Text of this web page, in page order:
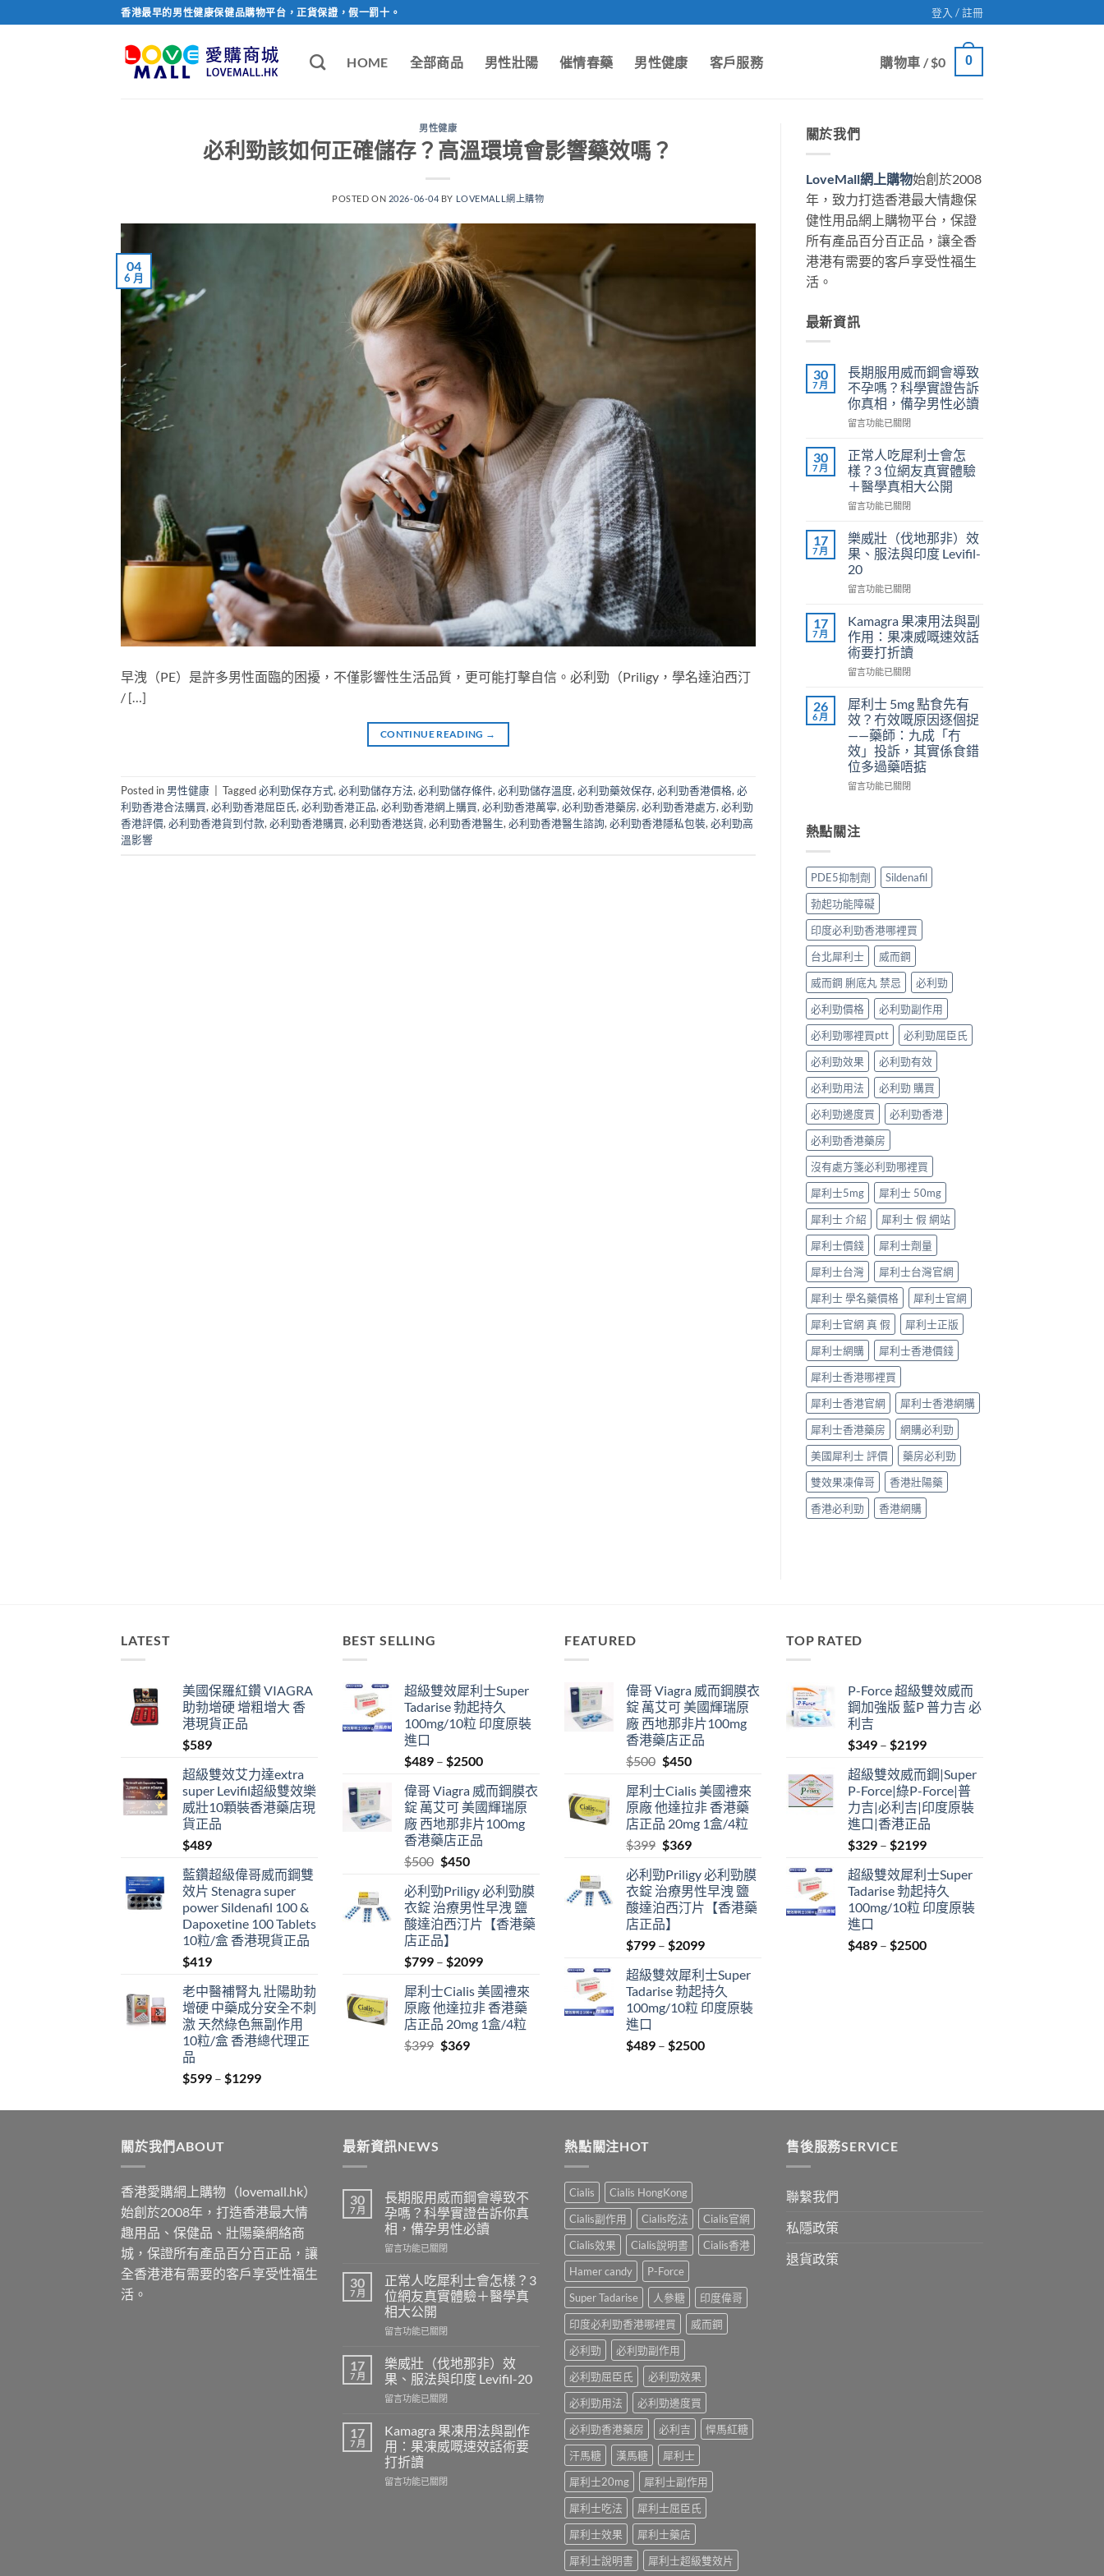
to
香港最早的男性健康保健品購物平台，正貨保證，假一罰十。 登入 / 註冊
HOME 全部商品 男性壯陽 催情春藥 男性健康 客戶服務 購物車 /$0 0
男性健康
必利勁該如何正確儲存？高溫環境會影響藥效嗎？
POSTED ON 2026-06-04 BY LOVEMALL網上購物
04
6 月
早洩（PE）是許多男性面臨的困擾，不僅影響性生活品質，更可能打擊自信。必利勁（Priligy，學名達泊西汀
/ […]
CONTINUE READING →
Posted in 男性健康 Tagged必利勁保存方式, 必利勁儲存方法, 必利勁儲存條件, 必利勁儲存溫度, 必利勁藥效保存, 必利勁香港價格, 必
利勁香港合法購買, 必利勁香港屈臣氏, 必利勁香港正品, 必利勁香港網上購買, 必利勁香港萬寧, 必利勁香港藥房, 必利勁香港處方, 必利勁
香港評價, 必利勁香港貨到付款, 必利勁香港購買, 必利勁香港送貨, 必利勁香港醫生, 必利勁香港醫生諮詢, 必利勁香港隱私包裝, 必利勁高
溫影響
關於我們
LoveMall網上購物始創於2008
年，致力打造香港最大情趣保
健性用品網上購物平台，保證
所有產品百分百正品，讓全香
港港有需要的客戶享受性福生
活。
最新資訊
30
7 月
長期服用威而鋼會導致
不孕嗎？科學實證告訴
你真相，備孕男性必讀
在
期
服
用
威
而
會
導
致
不
孕
科
學
實
證
告
你
真
相，
備
孕
男
性
中
留言功能已關閉
30
7 月
正常人吃犀利士會怎
樣？3 位網友真實體驗
＋醫學真相大公開
在
常
人
吃
犀
利
會
怎
樣？
3
位
友
真
實
體
驗
＋
醫
相
大
開〉
中
留言功能已關閉
17
7 月
樂威壯（伐地那非）效
果、服法與印度 Levifil-
20
在
威
壯
（伐
地
那
效
果、
服
與
印
度
中
留言功能已關閉
17
7 月
Kamagra 果凍用法與副
作用：果凍威嘅速效話
術要打折讀
在
果
凍
用
法
與
副
作
凍
威
速
效
話
術
要
打
折
讀〉
中
留言功能已關閉
26
6 月
犀利士 5mg 點食先有
效？冇效嘅原因逐個捉
——藥師：九成「冇
效」投訴，其實係食錯
位多過藥唔掂
在
士
5mg
食
先
有
效？
冇
效
嘅
原
因
逐
個
捉
——
藥
師：
九
成
「冇
效」
投
訴，
其
實
係
食
錯
位
多
過
藥
唔
掂〉
中
留言功能已關閉
熱點關注
PDE5抑制劑
Sildenafil
勃起功能障礙
印度必利勁香港哪裡買
台北犀利士
威而鋼
威而鋼 脷底丸 禁忌
必利勁
必利勁價格
必利勁副作用
必利勁哪裡買ptt
必利勁屈臣氏
必利勁效果
必利勁有效
必利勁用法
必利勁 購買
必利勁邊度買
必利勁香港
必利勁香港藥房
沒有處方箋必利勁哪裡買
犀利士5mg
犀利士 50mg
犀利士 介紹
犀利士 假 網站
犀利士價錢
犀利士劑量
犀利士台灣
犀利士台灣官網
犀利士 學名藥價格
犀利士官網
犀利士官網 真 假
犀利士正版
犀利士網購
犀利士香港價錢
犀利士香港哪裡買
犀利士香港官網
犀利士香港網購
犀利士香港藥房
網購必利勁
美國犀利士 評價
藥房必利勁
雙效果凍偉哥
香港壯陽藥
香港必利勁
香港網購
LATEST
美國保羅紅鑽 VIAGRA
助勃增硬 增粗增大 香
港現貨正品
$589
超級雙效艾力達extra
super Levifil超級雙效樂
威壯10顆裝香港藥店現
貨正品
$489
藍鑽超級偉哥威而鋼雙
效片 Stenagra super
power Sildenafil 100 &
Dapoxetine 100 Tablets
10粒/盒 香港現貨正品
$419
老中醫補腎丸 壯陽助勃
增硬 中藥成分安全不刺
激 天然綠色無副作用
10粒/盒 香港總代理正
品
$599 – $1299Price
$599
BEST SELLING
超級雙效犀利士Super
Tadarise 勃起持久
100mg/10粒 印度原裝
進口
$489 – $2500Price
$489
through
$2500
偉哥 Viagra 威而鋼膜衣
錠 萬艾可 美國輝瑞原
廠 西地那非片100mg
香港藥店正品
$500 Original
was:
$500.
$450Current
is:
$450.
必利勁Priligy 必利勁膜
衣錠 治療男性早洩 鹽
酸達泊西汀片【香港藥
店正品】
$799 – $2099Price
$799
through
$2099
犀利士Cialis 美國禮來
原廠 他達拉非 香港藥
店正品 20mg 1盒/4粒
$399 Original
$369Current
FEATURED
偉哥 Viagra 威而鋼膜衣
錠 萬艾可 美國輝瑞原
廠 西地那非片100mg
香港藥店正品
$500 Original
was:
$500.
$450Current
is:
$450.
犀利士Cialis 美國禮來
原廠 他達拉非 香港藥
店正品 20mg 1盒/4粒
$399 Original
was:
$399.
$369Current
is:
$369.
必利勁Priligy 必利勁膜
衣錠 治療男性早洩 鹽
酸達泊西汀片【香港藥
店正品】
$799 – $2099Price
$799
through
$2099
超級雙效犀利士Super
Tadarise 勃起持久
100mg/10粒 印度原裝
進口
$489 – $2500Price
$2500
TOP RATED
P-Force 超級雙效威而
鋼加強版 藍P 普力吉 必
利吉
$349 – $2199Price
$349
through
$2199
超級雙效威而鋼|Super
P-Force|綠P-Force|普
力吉|必利吉|印度原裝
進口|香港正品
$329 – $2199Price
$329
through
$2199
超級雙效犀利士Super
Tadarise 勃起持久
100mg/10粒 印度原裝
進口
$489 – $2500Price
關於我們ABOUT
香港愛購網上購物（lovemall.hk）
始創於2008年，打造香港最大情
趣用品、保健品、壯陽藥網絡商
城，保證所有產品百分百正品，讓
全香港港有需要的客戶享受性福生
活。
最新資訊NEWS
30
7 月
長期服用威而鋼會導致不
孕嗎？科學實證告訴你真
相，備孕男性必讀
在
期
服
用
威
而
會
導
致
不
嗎？
科
學
實
證
留言功能已關閉
30
7 月
正常人吃犀利士會怎樣？3
位網友真實體驗＋醫學真
相大公開
在
常
人
吃
犀
士
會
怎
樣？
3
留言功能已關閉
17
7 月
樂威壯（伐地那非）效
果、服法與印度 Levifil-20
在
威
壯
（伐
地
那
留言功能已關閉
17
7 月
Kamagra 果凍用法與副作
用：果凍威嘅速效話術要
打折讀
在
留言功能已關閉
熱點關注HOT
Cialis
Cialis HongKong
Cialis副作用
Cialis吃法
Cialis官網
Cialis效果
Cialis說明書
Cialis香港
Hamer candy
P-Force
Super Tadarise
人參糖
印度偉哥
印度必利勁香港哪裡買
威而鋼
必利勁
必利勁副作用
必利勁屈臣氏
必利勁效果
必利勁用法
必利勁邊度買
必利勁香港藥房
必利吉
悍馬紅糖
汗馬糖
漢馬糖
犀利士
犀利士20mg
犀利士副作用
犀利士吃法
犀利士屈臣氏
犀利士效果
犀利士藥店
犀利士說明書
犀利士超級雙效片
售後服務SERVICE
聯繫我們
私隱政策
退貨政策